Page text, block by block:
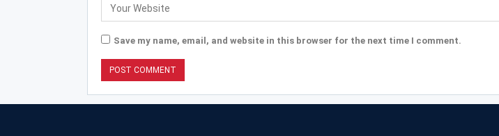
Save my name, email, and website in this browser for the next time I comment.